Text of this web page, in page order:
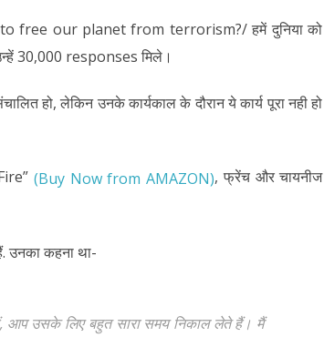
to free our planet from terrorism?/ हमें दुनिया को
30,000 responses मिले।
हो, लेकिन उनके कार्यकाल के दौरान ये कार्य पूरा नही हो
(Buy Now from AMAZON), फ्रेंच और चायनीज
उनका कहना था-
आप उसके लिए बहुत सारा समय निकाल लेते हैं। मैं